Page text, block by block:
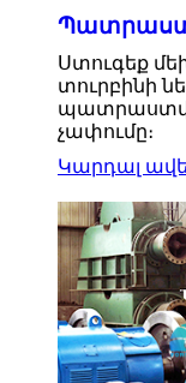
Ստուգեք
տուրբինի
չափումը։
Կարդալ